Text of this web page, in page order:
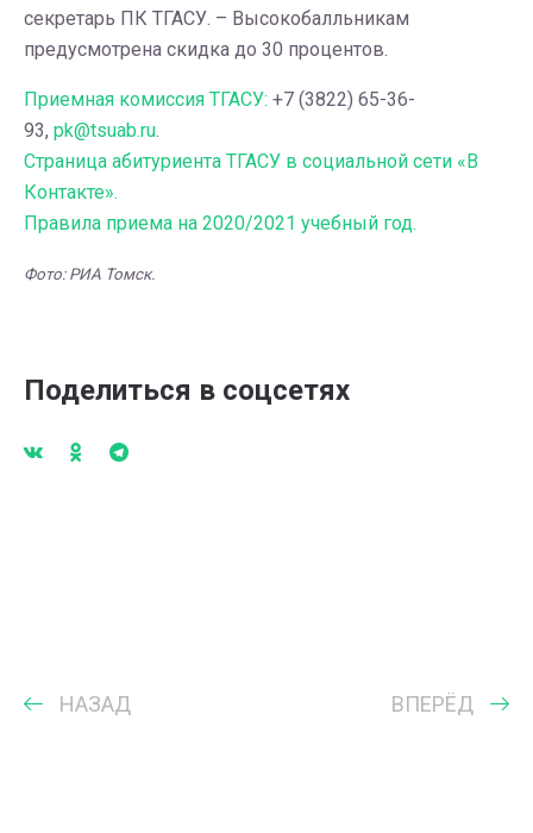
секретарь ПК ТГАСУ. – Высокобалльникам
предусмотрена скидка до 30 процентов.
Приемная комиссия ТГАСУ: +7 (3822) 65-36-
93, pk@tsuab.ru.
Страница абитуриента ТГАСУ в социальной сети «В
Контакте».
Правила приема на 2020/2021 учебный год.
Фото: РИА Томск.
Поделиться в соцсетях
НАЗАД ВПЕРЁД